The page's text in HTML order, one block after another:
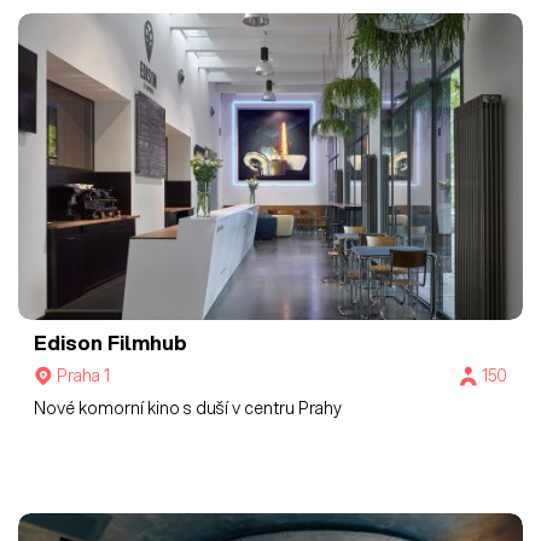
Edison Filmhub
Praha 1
150
Nové komorní kino s duší v centru Prahy